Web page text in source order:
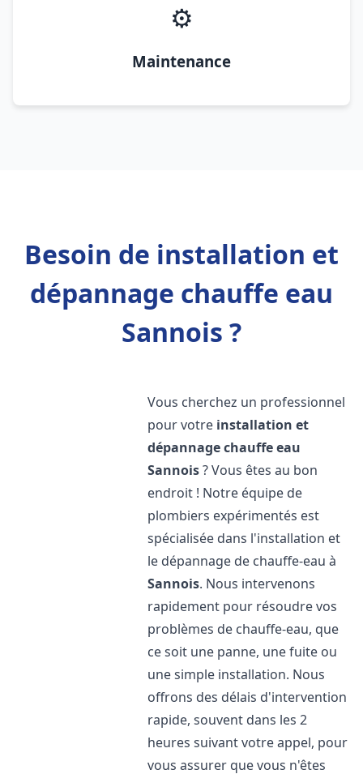
⚙️
Maintenance
Besoin de installation et
dépannage chauffe eau
Sannois ?
Vous cherchez un professionnel
pour votre installation et
dépannage chauffe eau
Sannois? Vous êtes au bon
endroit ! Notre équipe de
plombiers expérimentés est
spécialisée dans l'installation et
le dépannage de chauffe-eau à
Sannois. Nous intervenons
rapidement pour résoudre vos
problèmes de chauffe-eau, que
ce soit une panne, une fuite ou
une simple installation. Nous
offrons des délais d'intervention
rapide, souvent dans les 2
heures suivant votre appel, pour
vous assurer que vous n'êtes